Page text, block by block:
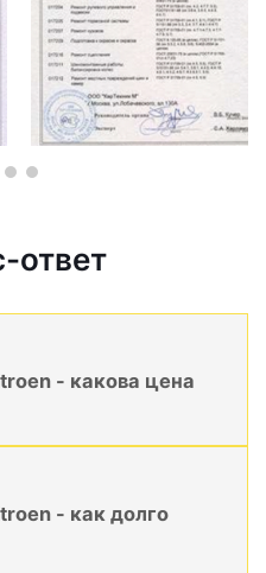
ответ
- какова цена
- как долго